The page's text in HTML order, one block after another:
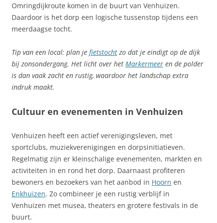
Omringdijkroute komen in de buurt van Venhuizen.
Daardoor is het dorp een logische tussenstop tijdens een
meerdaagse tocht.
Tip van een local: plan je fietstocht zo dat je eindigt op de dijk
bij zonsondergang. Het licht over het Markermeer en de polder
is dan vaak zacht en rustig, waardoor het landschap extra
indruk maakt.
Cultuur en evenementen in Venhuizen
Venhuizen heeft een actief verenigingsleven, met
sportclubs, muziekverenigingen en dorpsinitiatieven.
Regelmatig zijn er kleinschalige evenementen, markten en
activiteiten in en rond het dorp. Daarnaast profiteren
bewoners en bezoekers van het aanbod in Hoorn en
Enkhuizen. Zo combineer je een rustig verblijf in
Venhuizen met musea, theaters en grotere festivals in de
buurt.